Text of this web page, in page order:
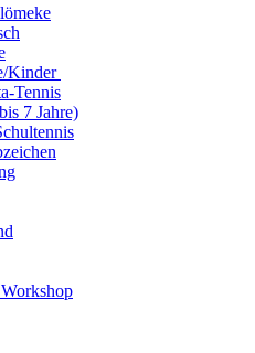
Kinder
Tennis
7 Jahre)